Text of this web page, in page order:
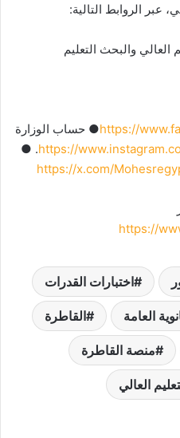
عبر الروابط التالية:
العالي والبحث التعليم
https://● حساب الوزارة
https://
. ●
https://x.com/
https://
اختبارات القدرات
العامة القاطرة
منصة القاطرة
العالي